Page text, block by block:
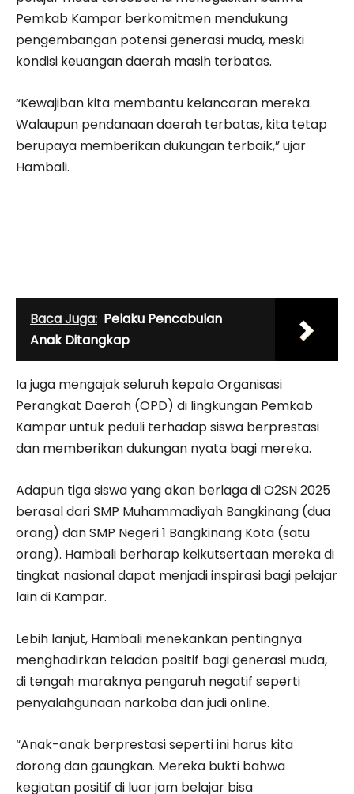
Pemkab Kampar berkomitmen mendukung
pengembangan potensi generasi muda, meski
kondisi keuangan daerah masih terbatas.
“Kewajiban kita membantu kelancaran mereka.
Walaupun pendanaan daerah terbatas, kita tetap
berupaya memberikan dukungan terbaik,” ujar
Hambali.
Baca Juga: Pelaku Pencabulan
Anak Ditangkap
Ia juga mengajak seluruh kepala Organisasi
Perangkat Daerah (OPD) di lingkungan Pemkab
Kampar untuk peduli terhadap siswa berprestasi
dan memberikan dukungan nyata bagi mereka.
Adapun tiga siswa yang akan berlaga di O2SN 2025
berasal dari SMP Muhammadiyah Bangkinang (dua
orang) dan SMP Negeri 1 Bangkinang Kota (satu
orang). Hambali berharap keikutsertaan mereka di
tingkat nasional dapat menjadi inspirasi bagi pelajar
lain di Kampar.
Lebih lanjut, Hambali menekankan pentingnya
menghadirkan teladan positif bagi generasi muda,
di tengah maraknya pengaruh negatif seperti
penyalahgunaan narkoba dan judi online.
“Anak-anak berprestasi seperti ini harus kita
dorong dan gaungkan. Mereka bukti bahwa
kegiatan positif di luar jam belajar bisa